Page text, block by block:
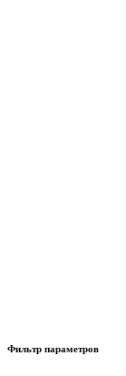
Фильтр параметров